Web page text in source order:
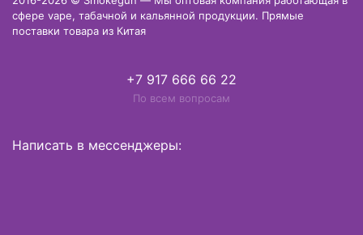
сфере vape, табачной и кальянной продукции. Прямые
поставки товара из Китая
+7 917 666 66 22
По всем вопросам
Написать в мессенджеры: